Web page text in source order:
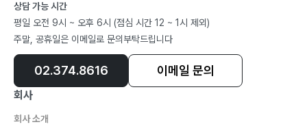
상담 가능 시간
평일 오전 9시 ~ 오후 6시 (점심 시간 12 ~ 1시 제외)
주말, 공휴일은 이메일로 문의부탁드립니다
02.374.8616 이메일 문의
회사
회사 소개